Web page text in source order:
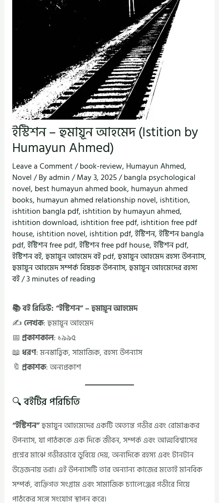
ইস্টিশন – হুমায়ূন আহমেদ (Istition by
Humayun Ahmed)
Leave a Comment/book-review, Humayun Ahmed,
Novel/ Byadmin/May 3, 2025/bangla psychological
novel, best humayun ahmed book, humayun ahmed
books, humayun ahmed relationship novel, ishtition,
ishtition bangla pdf, ishtition by humayun ahmed,
ishtition download, ishtition free pdf, ishtition free pdf
house, ishtition novel, ishtition pdf,ইস্টিশন,ইস্টিশন bangla
pdf,ইস্টিশন free pdf,ইস্টিশন free pdf house,ইস্টিশন pdf,
ইস্টিশন বই,হুমায়ূন আহমেদ বই pdf,হুমায়ূন আহমেদ রহস্য উপন্যাস,
হুমায়ূন আহমেদ সম্পর্ক বিষয়ক উপন্যাস,হুমায়ূন আহমেদের রহস্য
বই/3 minutes of reading
📚 বই রিভিউ: “ইস্টিশন” – হুমায়ূন আহমেদ
✍️লেখক: হুমায়ূন আহমেদ
📅প্রকাশকাল: ১৯৯৫
📖ধরণ: মনস্তাত্ত্বিক, সামাজিক, রহস্য উপন্যাস
🔖প্রকাশক: অন্যপ্রকাশ
🔍 বইটির পরিচিতি
“ইস্টিশন”হুমায়ূন আহমেদের একটি অত্যন্ত গভীর এবং রোমাঞ্চকর
উপন্যাস, যা পাঠককে এক দিকে জীবন, সম্পর্ক এবং আত্মবিশ্বাসের
প্রশ্নের মাঝে গভীরভাবে ডুবিয়ে দেয়, অন্যদিকে রহস্য এবং টানটান
উত্তেজনায় ভরা। এই উপন্যাসটি তার অন্যান্য কাজের মতোই মানবিক
সম্পর্ক, ব্যক্তিগত সংগ্রাম এবং সামাজিক চ্যালেঞ্জের গভীরে গিয়ে
পাঠকের সঙ্গে সংযোগ স্থাপন করে।